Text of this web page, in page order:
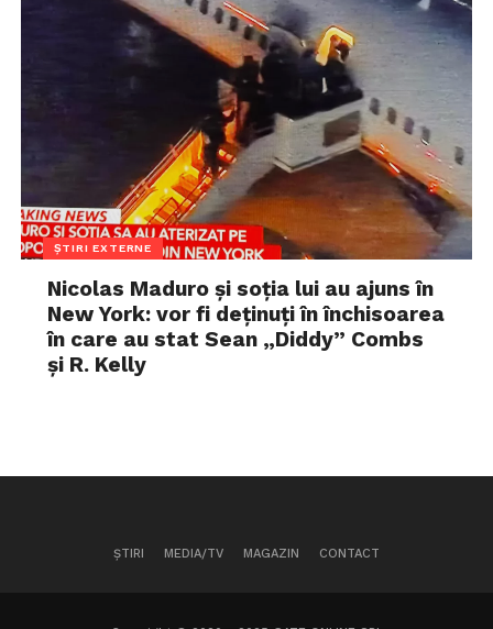
ȘTIRI EXTERNE
Nicolas Maduro și soția lui au ajuns în
New York: vor fi deținuți în închisoarea
în care au stat Sean „Diddy” Combs
și R. Kelly
ȘTIRI MEDIA/TV MAGAZIN CONTACT